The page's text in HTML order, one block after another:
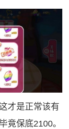
才是正常该有
竟保底2100。